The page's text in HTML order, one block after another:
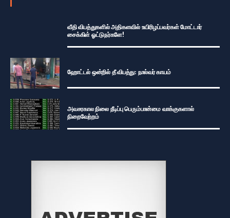
வீதி விபத்துகளில் அதிகளவில் உயிரிழப்பவர்கள் மோட்டார்
சைக்கிள் ஓட்டுநர்களே!
ஹோட்டல் ஒன்றில் தீ விபத்து: நால்வர் காயம்
அவசரகால நிலை நீடிப்பு பெரும்பான்மை வாக்குகளால்
நிறைவேற்றம்